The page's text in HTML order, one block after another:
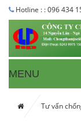
Hotline : : 096 434
MENU
Tư vấn